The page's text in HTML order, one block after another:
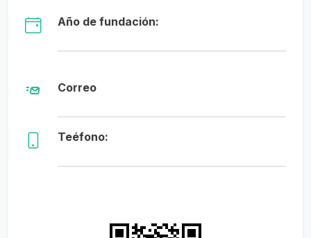
Año de fundación:
Correo
Teéfono: